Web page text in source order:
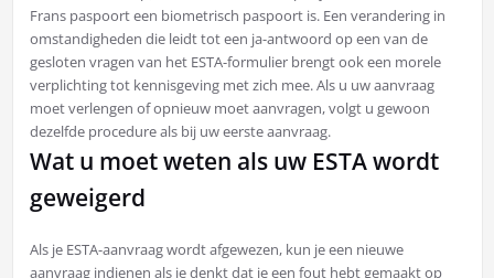
Frans paspoort een biometrisch paspoort is. Een verandering in
omstandigheden die leidt tot een ja-antwoord op een van de
gesloten vragen van het ESTA-formulier brengt ook een morele
verplichting tot kennisgeving met zich mee. Als u uw aanvraag
moet verlengen of opnieuw moet aanvragen, volgt u gewoon
dezelfde procedure als bij uw eerste aanvraag.
Wat u moet weten als uw ESTA wordt
geweigerd
Als je ESTA-aanvraag wordt afgewezen, kun je een nieuwe
aanvraag indienen als je denkt dat je een fout hebt gemaakt op